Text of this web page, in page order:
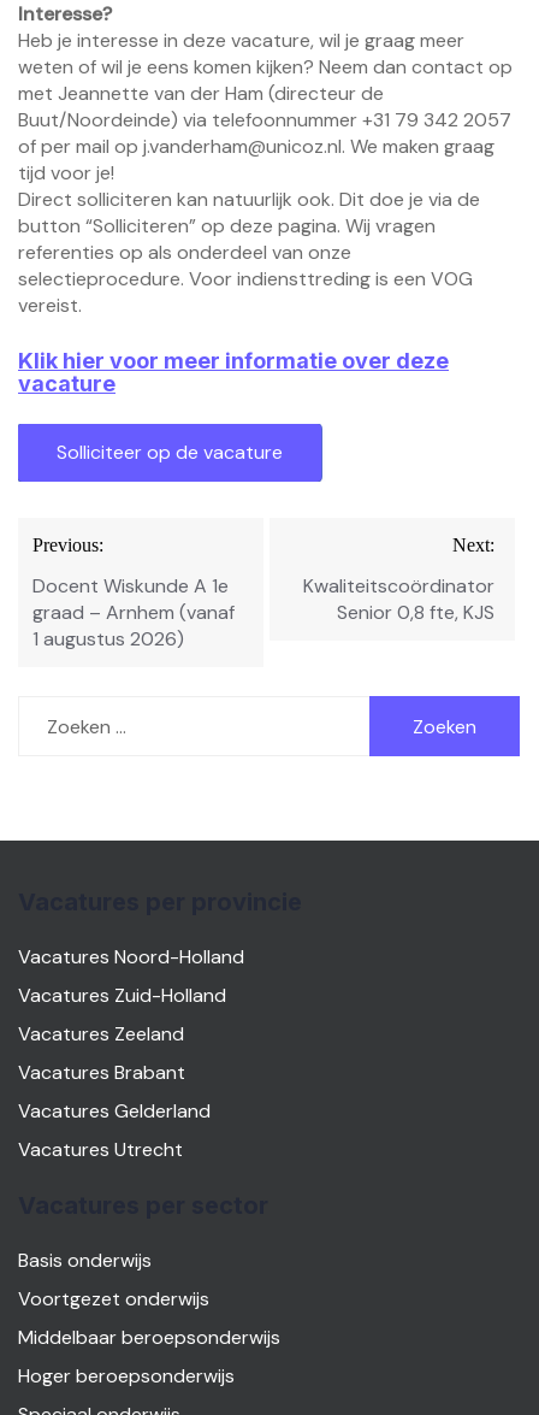
Interesse?
Heb je interesse in deze vacature, wil je graag meer
weten of wil je eens komen kijken? Neem dan contact op
met Jeannette van der Ham (directeur de
Buut/Noordeinde) via telefoonnummer +31 79 342 2057
of per mail op j.vanderham@unicoz.nl. We maken graag
tijd voor je!
Direct solliciteren kan natuurlijk ook. Dit doe je via de
button “Solliciteren” op deze pagina. Wij vragen
referenties op als onderdeel van onze
selectieprocedure. Voor indiensttreding is een VOG
vereist.
Klik hier voor meer informatie over deze
vacature
Bericht
navigatie
Previous:
Docent Wiskunde A 1e
graad – Arnhem (vanaf
1 augustus 2026)
Next:
Kwaliteitscoördinator
Senior 0,8 fte, KJS
naar:
Vacatures Noord-Holland
Vacatures Zuid-Holland
Vacatures Zeeland
Vacatures Brabant
Vacatures Gelderland
Vacatures Utrecht
Basis onderwijs
Voortgezet onderwijs
Middelbaar beroepsonderwijs
Hoger beroepsonderwijs